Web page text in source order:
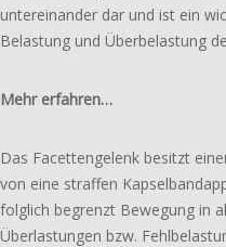
unter­ein­an­der dar und ist ein
Belastung und Überbelastung
Mehr erfahren…
Das Facetten­­gelenk besitzt
von eine straf­fen
folg­lich begrenzt Bewegung in
Über­lastungen bzw.